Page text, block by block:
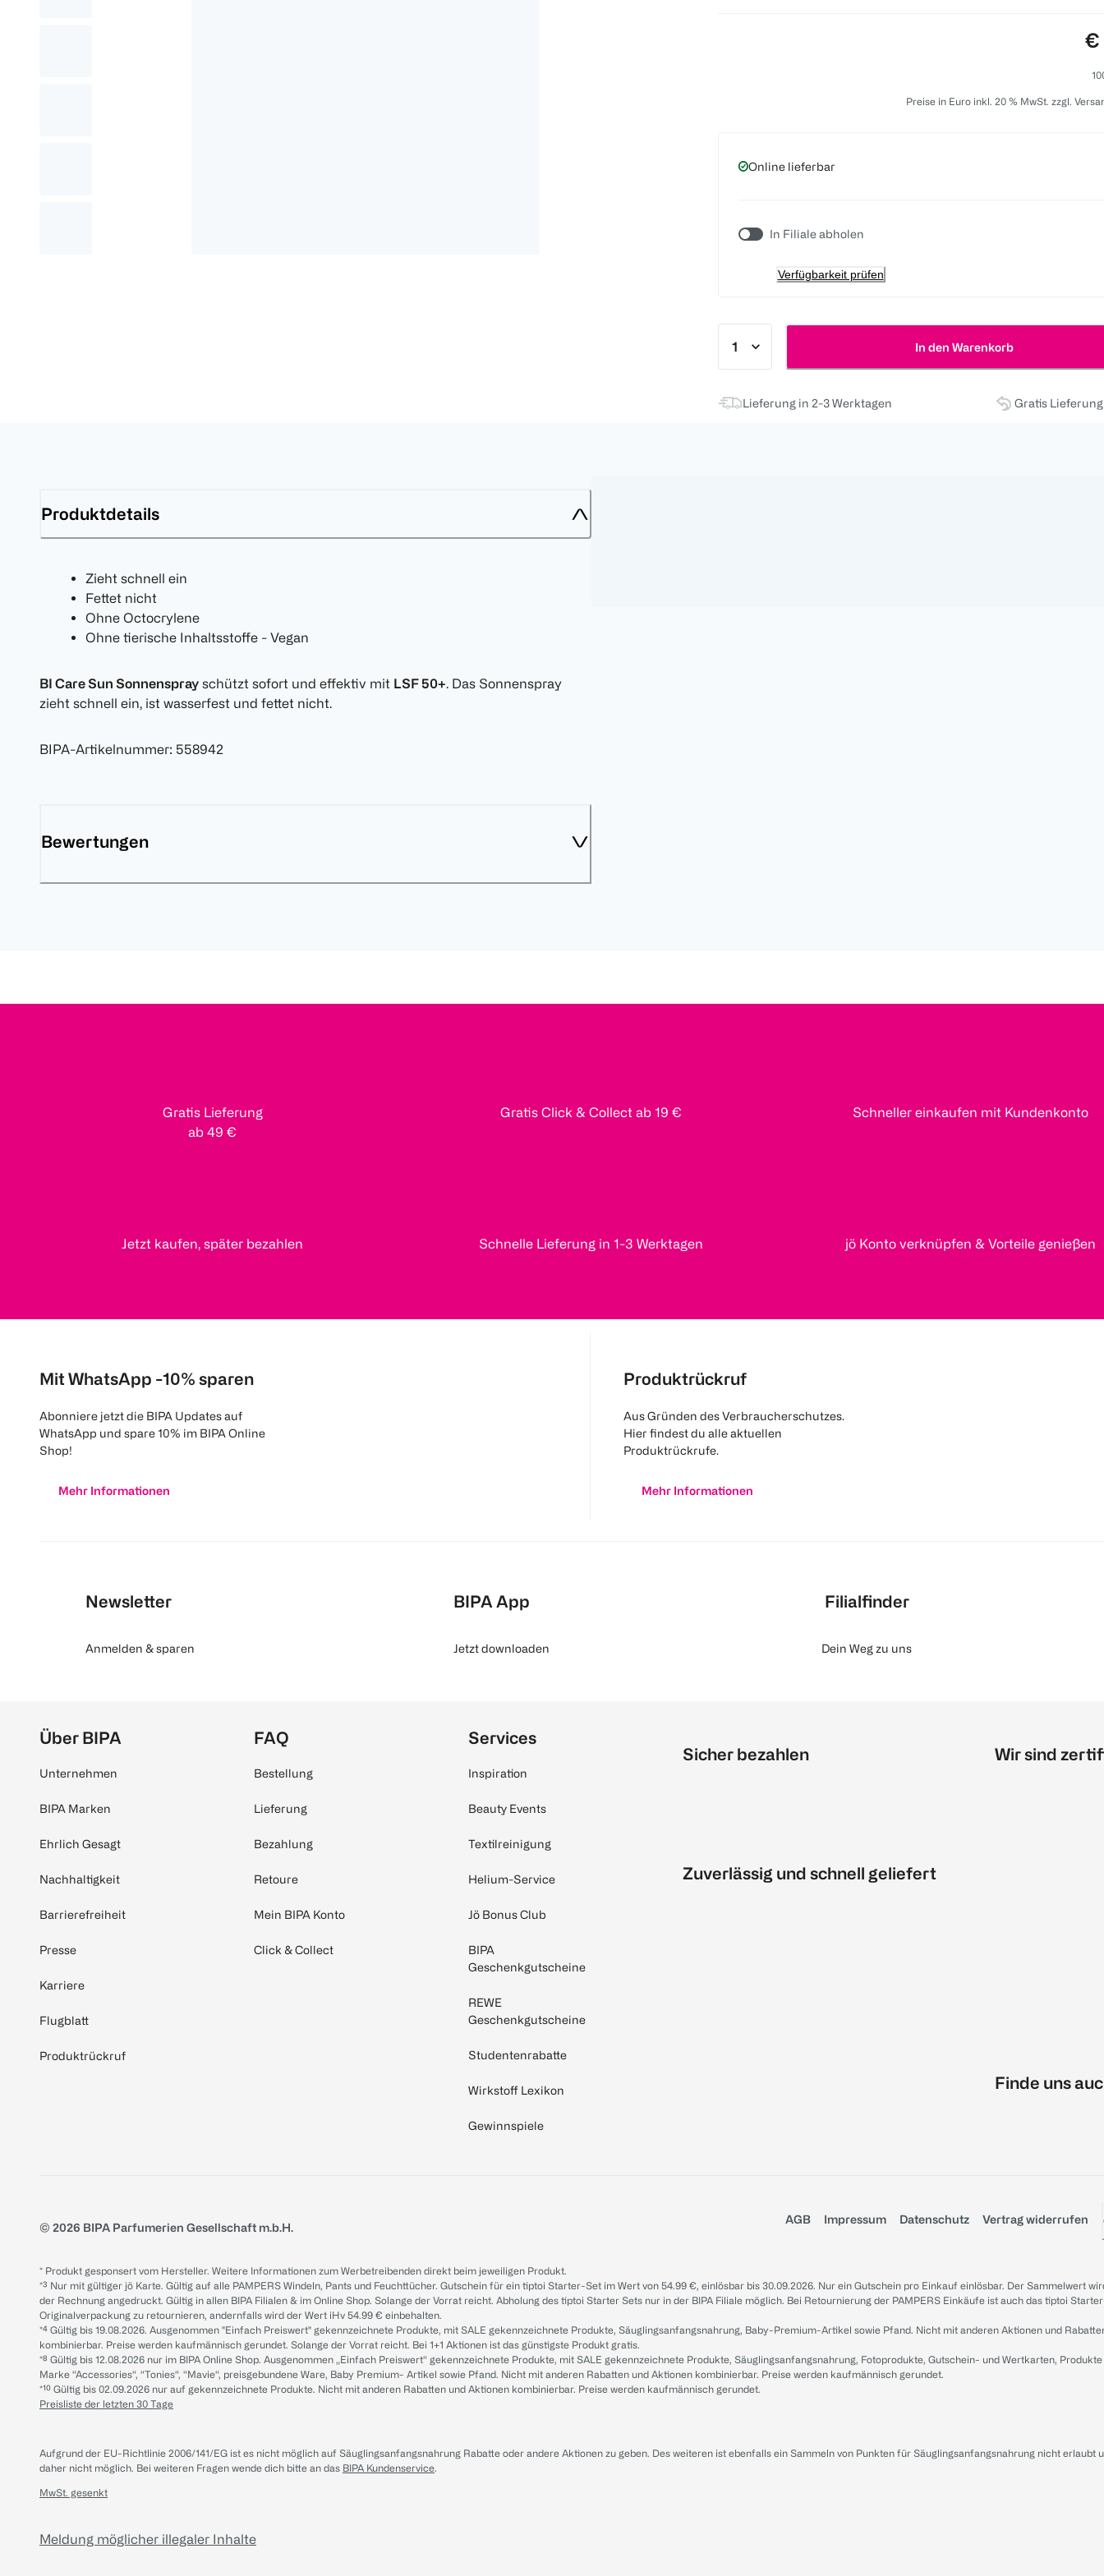
€
Preise in Euro inkl. 20 % MwSt. zzgl.
Online lieferbar
In Filiale abholen
Verfügbarkeit prüfen
In den Warenkorb
Lieferung in 2-3 Werktagen Gratis
Produktdetails
Zieht schnell ein
Fettet nicht
Ohne Octocrylene
Ohne tierische Inhaltsstoffe - Vegan
BI Care Sun Sonnenspray schützt sofort und effektiv mit LSF 50+. Das Sonnenspray
zieht schnell ein, ist wasserfest und fettet nicht.
BIPA-Artikelnummer: 558942
Bewertungen
Gratis Lieferung
ab 49 €
Gratis Click & Collect ab 19 € Schneller einkaufen mit Kundenkonto
Jetzt kaufen, später bezahlen Schnelle Lieferung in 1-3 Werktagen jö Konto verknüpfen & Vorteile genießen
Mit WhatsApp -10% sparen
Abonniere jetzt die BIPA Updates auf
WhatsApp und spare 10% im BIPA Online
Shop!
Mehr Informationen
Produktrückruf
Aus Gründen des Verbraucherschutzes.
Hier findest du alle aktuellen
Produktrückrufe.
Mehr Informationen
Newsletter
Anmelden & sparen
BIPA App
Jetzt downloaden
Filialfinder
Dein Weg zu uns
Über BIPA
Unternehmen
BIPA Marken
Ehrlich Gesagt
Nachhaltigkeit
Barrierefreiheit
Presse
Karriere
Flugblatt
Produktrückruf
FAQ
Bestellung
Lieferung
Bezahlung
Retoure
Mein BIPA Konto
Click & Collect
Services
Inspiration
Beauty Events
Textilreinigung
Helium-Service
Jö Bonus Club
BIPA
Geschenkgutscheine
REWE
Geschenkgutscheine
Studentenrabatte
Wirkstoff Lexikon
Gewinnspiele
Sicher bezahlen
Zuverlässig und schnell geliefert
Wir sind
Finde uns
© 2026 BIPA Parfumerien Gesellschaft m.b.H.
AGB Impressum Datenschutz Vertrag widerrufen
* Produkt gesponsert vom Hersteller. Weitere Informationen zum Werbetreibenden direkt beim jeweiligen Produkt.
*³ Nur mit gültiger jö Karte. Gültig auf alle PAMPERS Windeln, Pants und Feuchttücher. Gutschein für ein tiptoi Starter-Set im Wert von 54.99 €, einlösbar bis 30.09.2026. Nur ein Gutschein pro Einkauf einlösbar. Der Sammelwert
der Rechnung angedruckt. Gültig in allen BIPA Filialen & im Online Shop. Solange der Vorrat reicht. Abholung des tiptoi Starter Sets nur in der BIPA Filiale möglich. Bei Retournierung der PAMPERS Einkäufe ist auch das tiptoi
Originalverpackung zu retournieren, andernfalls wird der Wert iHv 54.99 € einbehalten.
*⁴ Gültig bis 19.08.2026. Ausgenommen "Einfach Preiswert" gekennzeichnete Produkte, mit SALE gekennzeichnete Produkte, Säuglingsanfangsnahrung, Baby-Premium-Artikel sowie Pfand. Nicht mit anderen Aktionen und
kombinierbar. Preise werden kaufmännisch gerundet. Solange der Vorrat reicht. Bei 1+1 Aktionen ist das günstigste Produkt gratis.
*⁸ Gültig bis 12.08.2026 nur im BIPA Online Shop. Ausgenommen „Einfach Preiswert“ gekennzeichnete Produkte, mit SALE gekennzeichnete Produkte, Säuglingsanfangsnahrung, Fotoprodukte, Gutschein- und Wertkarten,
Marke “Accessories“, “Tonies“, “Mavie“, preisgebundene Ware, Baby Premium- Artikel sowie Pfand. Nicht mit anderen Rabatten und Aktionen kombinierbar. Preise werden kaufmännisch gerundet.
*¹⁰ Gültig bis 02.09.2026 nur auf gekennzeichnete Produkte. Nicht mit anderen Rabatten und Aktionen kombinierbar. Preise werden kaufmännisch gerundet.
Preisliste der letzten 30 Tage
Aufgrund der EU-Richtlinie 2006/141/EG ist es nicht möglich auf Säuglingsanfangsnahrung Rabatte oder andere Aktionen zu geben. Des weiteren ist ebenfalls ein Sammeln von Punkten für Säuglingsanfangsnahrung nicht erlaubt
daher nicht möglich. Bei weiteren Fragen wende dich bitte an das BIPA Kundenservice.
MwSt. gesenkt
Meldung möglicher illegaler Inhalte